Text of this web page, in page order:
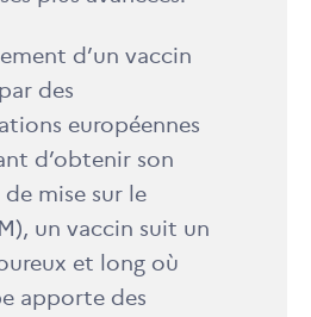
d’un vaccin
des
européennes
d’obtenir son
mise sur le
un vaccin suit un
et long où
apporte des